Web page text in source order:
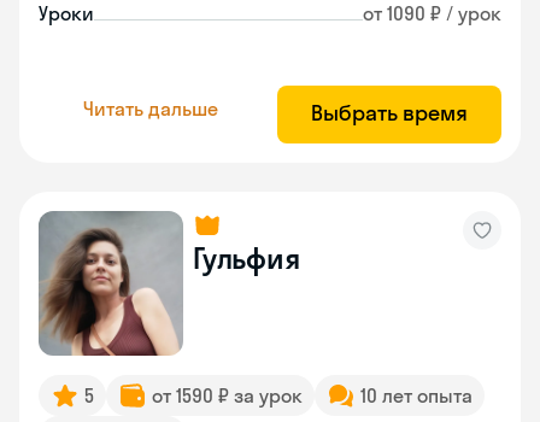
Уроки от 1090 ₽ / урок
Читать дальше Выбрать время
Гульфия
5 от 1590 ₽ за урок
10 лет опыта